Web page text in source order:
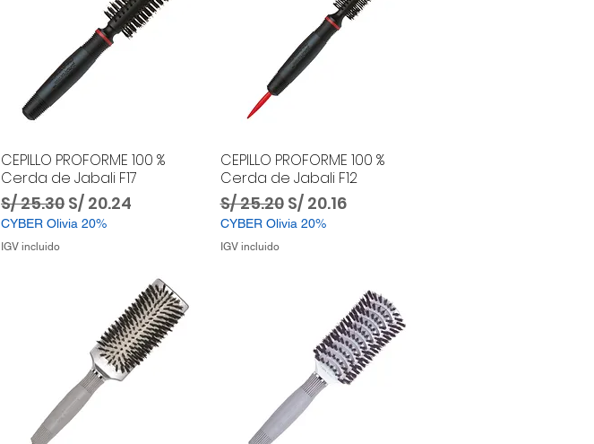
CEPILLO PROFORME 100 %
Cerda de Jabali F17
Precio
S/ 25.30 Precio de oferta
S/ 20.24
CYBER Olivia 20%
IGV incluido
CEPILLO PROFORME 100 %
Cerda de Jabali F12
Precio
S/ 25.20 Precio de oferta
S/ 20.16
CYBER Olivia 20%
IGV incluido